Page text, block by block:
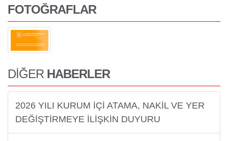
FOTOĞRAFLAR
DİĞER HABERLER
2026 YILI KURUM İÇİ ATAMA, NAKİL VE YER
DEĞİŞTİRMEYE İLİŞKİN DUYURU